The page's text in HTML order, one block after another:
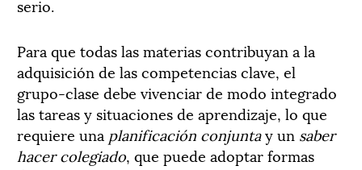
serio.
Para que todas las materias contribuyan a la
adquisición de las competencias clave, el
grupo-clase debe vivenciar de modo integrado
las tareas y situaciones de aprendizaje, lo que
requiere una planificación conjuntay un saber
hacer colegiado, que puede adoptar formas